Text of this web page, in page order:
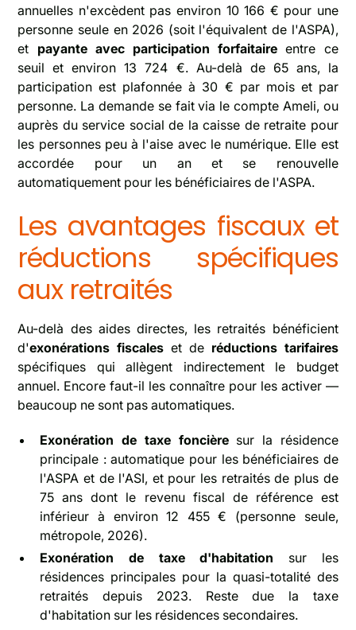
annuelles n'excèdent pas environ 10 166 € pour une
personne seule en 2026 (soit l'équivalent de l'ASPA),
et payante avec participation forfaitaire entre ce
seuil et environ 13 724 €. Au-delà de 65 ans, la
participation est plafonnée à 30 € par mois et par
personne. La demande se fait via le compte Ameli, ou
auprès du service social de la caisse de retraite pour
les personnes peu à l'aise avec le numérique. Elle est
accordée pour un an et se renouvelle
automatiquement pour les bénéficiaires de l'ASPA.
Les avantages fiscaux et
réductions spécifiques
aux retraités
Au-delà des aides directes, les retraités bénéficient
d'exonérations fiscales et de réductions tarifaires
spécifiques qui allègent indirectement le budget
annuel. Encore faut-il les connaître pour les activer —
beaucoup ne sont pas automatiques.
Exonération de taxe foncièresur la résidence
principale : automatique pour les bénéficiaires de
l'ASPA et de l'ASI, et pour les retraités de plus de
75 ans dont le revenu fiscal de référence est
inférieur à environ 12 455 € (personne seule,
métropole, 2026).
Exonération de taxe d'habitation sur les
résidences principales pour la quasi-totalité des
retraités depuis 2023. Reste due la taxe
d'habitation sur les résidences secondaires.